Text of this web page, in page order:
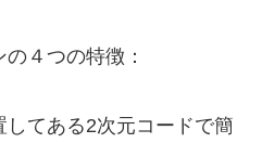
４つの特徴：
ある2次元コードで簡